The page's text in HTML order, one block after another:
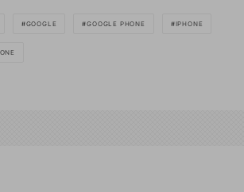
GOOGLE GOOGLE PHONE IPHONE